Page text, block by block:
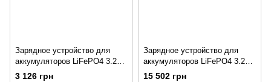
Зарядное устройство для
аккумуляторов LiFePO4 3.2V
(3.65V)-20A-64W-LED
3 126 грн
Зарядное устройство для
аккумуляторов LiFePO4 3.2V
(3.65V)-80A-256W-LED
15 502 грн